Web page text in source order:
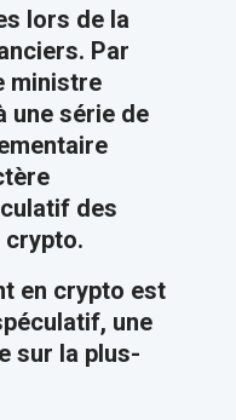
lors de la
Par
ministre
une série de
des
crypto.
en crypto est
une
sur la plus-